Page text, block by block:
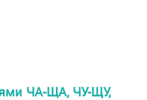
ЧА-ЩА, ЧУ-ЩУ,